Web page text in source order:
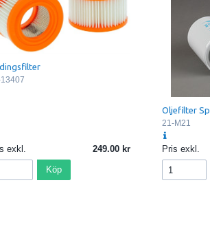
exkl. 249.00
Köp
Oljefilter
21-M21
Pris exkl.